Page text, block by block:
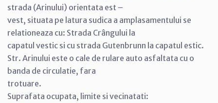
strada (Arinului) orientata est –
vest, situata pe latura sudica a amplasamentului se
relationeaza cu: Strada Crângului la
capatul vestic si cu strada Gutenbrunn la capatul estic.
Str. Arinului este o cale de rulare auto asfaltata cu o
banda de circulatie, fara
trotuare.
Suprafata ocupata, limite si vecinatati: